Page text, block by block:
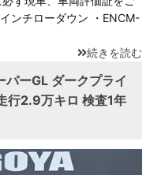
ンチローダウン ・ENCM-
続きを読む
ーGL ダークプライ
行2.9万キロ 検査1年